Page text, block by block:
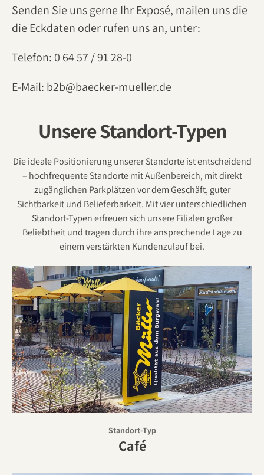
Senden Sie uns gerne Ihr Exposé, mailen uns die
die Eckdaten oder rufen uns an, unter:
Telefon: 0 64 57 / 91 28-0
E-Mail: b2b@baecker-mueller.de
Unsere Standort-Typen
Die ideale Positionierung unserer Standorte ist entscheidend
– hochfrequente Standorte mit Außenbereich, mit direkt
zugänglichen Parkplätzen vor dem Geschäft, guter
Sichtbarkeit und Belieferbarkeit. Mit vier unterschiedlichen
Standort-Typen erfreuen sich unsere Filialen großer
Beliebtheit und tragen durch ihre ansprechende Lage zu
einem verstärkten Kundenzulauf bei.
Standort-Typ
Café